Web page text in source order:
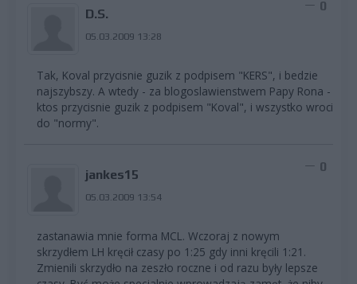
D.S.
05.03.2009 13:28
0
Tak, Koval przycisnie guzik z podpisem "KERS", i bedzie
najszybszy. A wtedy - za blogoslawienstwem Papy Rona -
ktos przycisnie guzik z podpisem "Koval", i wszystko wroci
do "normy".
jankes15
05.03.2009 13:54
0
zastanawia mnie forma MCL. Wczoraj z nowym
skrzydłem LH kręcił czasy po 1:25 gdy inni kręcili 1:21.
Zmienili skrzydło na zeszło roczne i od razu były lepsze